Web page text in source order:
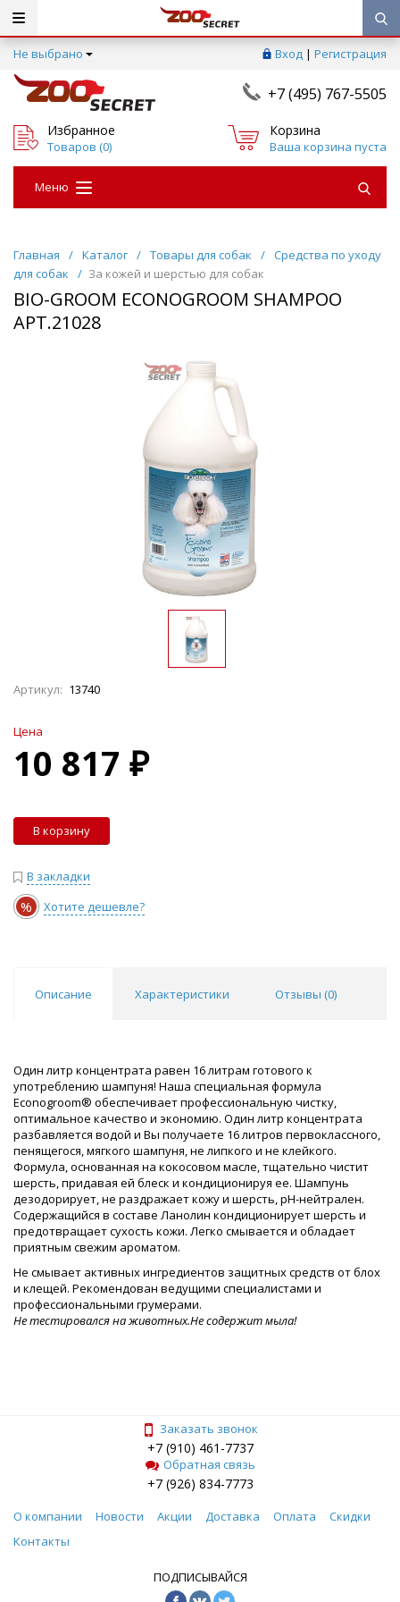
Не выбрано Вход | Регистрация
+7 (495) 767-5505
Избранное
Товаров (0)
Корзина
Ваша корзина пуста
Меню
Главная / Каталог / Товары для собак / Средства по уходу
для собак
/ За кожей и шерстью для собак
BIO-GROOM ECONOGROOM SHAMPOO
АРТ.21028
Артикул: 13740
Цена
10 817 ₽
В корзину
В закладки
% Хотите дешевле?
Описание Характеристики Отзывы (0)
Один литр концентрата равен 16 литрам готового к
употреблению шампуня! Наша специальная формула
Econogroom® обеспечивает профессиональную чистку,
оптимальное качество и экономию. Один литр концентрата
разбавляется водой и Вы получаете 16 литров первоклассного,
пенящегося, мягкого шампуня, не липкого и не клейкого.
Формула, основанная на кокосовом масле, тщательно чистит
шерсть, придавая ей блеск и кондиционируя ее. Шампунь
дезодорирует, не раздражает кожу и шерсть, pH-нейтрален.
Содержащийся в составе Ланолин кондиционирует шерсть и
предотвращает сухость кожи. Легко смывается и обладает
приятным свежим ароматом.
Не смывает активных ингредиентов защитных средств от блох
и клещей. Рекомендован ведущими специалистами и
профессиональными грумерами.
Не тестировался на животных.Не содержит мыла!
Заказать звонок
+7 (910) 461-7737
Обратная связь
+7 (926) 834-7773
О компании Новости Акции Доставка Оплата
Скидки
Контакты
ПОДПИСЫВАЙСЯ